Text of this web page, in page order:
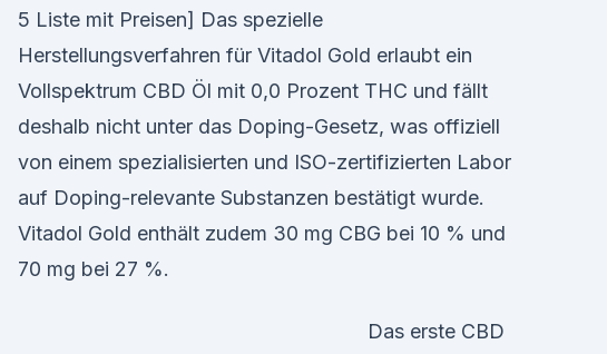
5 Liste mit Preisen] Das spezielle
Herstellungsverfahren für Vitadol Gold erlaubt ein
Vollspektrum CBD Öl mit 0,0 Prozent THC und fällt
deshalb nicht unter das Doping-Gesetz, was offiziell
von einem spezialisierten und ISO-zertifizierten Labor
auf Doping-relevante Substanzen bestätigt wurde.
Vitadol Gold enthält zudem 30 mg CBG bei 10 % und
70 mg bei 27 %.
Das erste CBD